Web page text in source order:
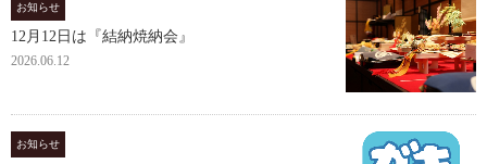
お知らせ
12月12日は『結納焼納会』
2026.06.12
お知らせ